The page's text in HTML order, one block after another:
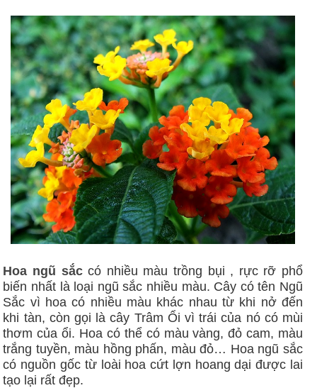
Hoa ngũ sắccó nhiều màu trồng bụi , rực rỡ phổ
biến nhất là loại ngũ sắc nhiều màu. Cây có tên Ngũ
Sắc vì hoa có nhiều màu khác nhau từ khi nở đến
khi tàn, còn gọi là cây Trâm Ổi vì trái của nó có mùi
thơm của ổi. Hoa có thể có màu vàng, đỏ cam, màu
trắng tuyền, màu hồng phấn, màu đỏ… Hoa ngũ sắc
có nguồn gốc từ loài hoa cứt lợn hoang dại được lai
tạo lại rất đẹp.